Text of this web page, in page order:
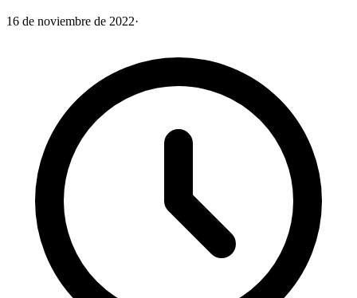
16 de noviembre de 2022·